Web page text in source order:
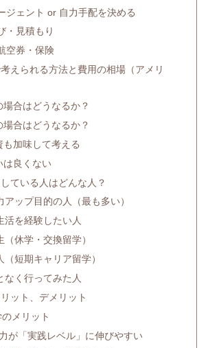
ジェント or 自力手配を決める
・見積もり
空券・保険
えられる方法と費用の相場（アメリ
場合はどうなるか？
場合はどうなるか？
も加味して考える
は良くない
ている人はどんな人？
ップ目的の人（最も多い）
を経験したい人
休学・交換留学）
短期キャリア留学）
く行ってみた人
ット、デメリット
メリット
が「実践レベル」に伸びやすい